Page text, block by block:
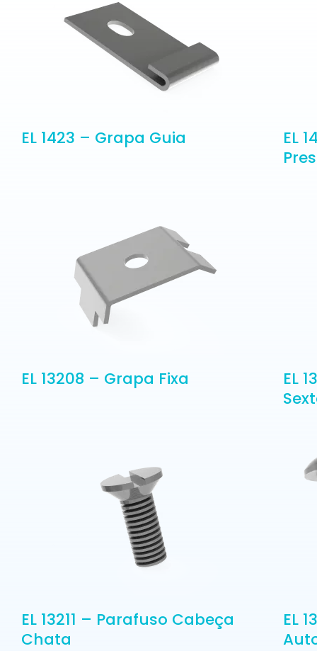
ESPAÑOL
EL 1423 – Grapa Guia
EL
EL 13208 – Grapa Fixa
EL
EL 13211 – Parafuso Cabeça
Chata
EL